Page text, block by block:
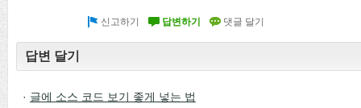
답변 달기
· 글에 소스 코드 보기 좋게 넣는 법